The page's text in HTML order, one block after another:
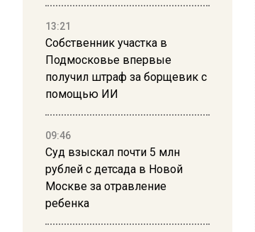
13:21
Собственник участка в
Подмосковье впервые
получил штраф за борщевик с
помощью ИИ
09:46
Суд взыскал почти 5 млн
рублей с детсада в Новой
Москве за отравление
ребенка